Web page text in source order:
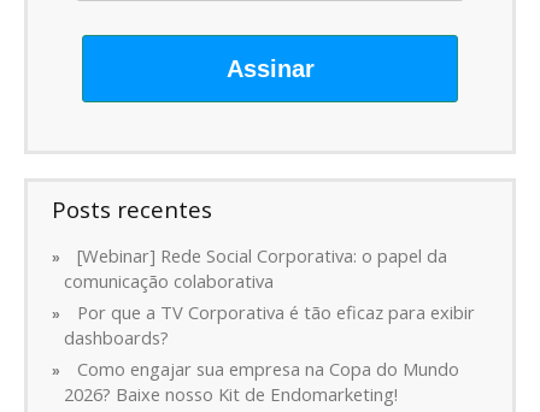
Assinar
Posts recentes
[Webinar] Rede Social Corporativa: o papel da
comunicação colaborativa
Por que a TV Corporativa é tão eficaz para exibir
dashboards?
Como engajar sua empresa na Copa do Mundo
2026? Baixe nosso Kit de Endomarketing!